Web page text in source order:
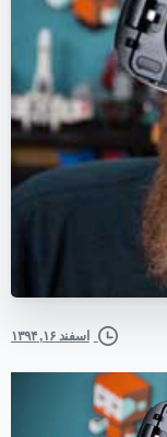
اسفند ۱۶, ۱۳۹۴